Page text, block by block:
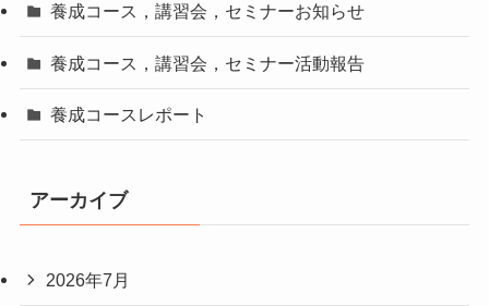
養成コース，講習会，セミナーお知らせ
養成コース，講習会，セミナー活動報告
養成コースレポート
アーカイブ
2026年7月